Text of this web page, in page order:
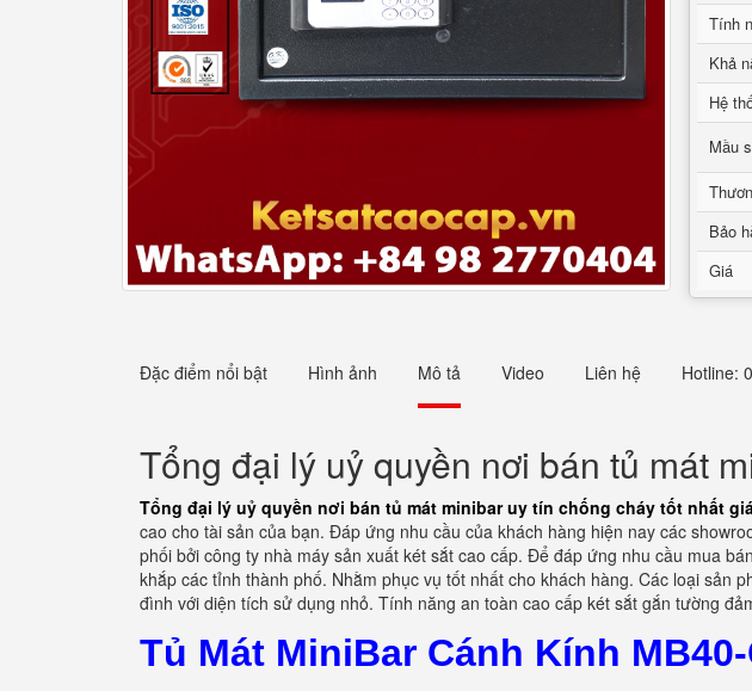
Tính
Khả
Hệ
Mầu
Bảo
Giá
Đặc điểm nổi bật Hình ảnh Mô tả Video Liên hệ Hotline:
Tổng đại lý uỷ quyền nơi bán tủ mát
Tổng đại lý uỷ quyền nơi bán tủ mát minibar uy tín chống cháy tốt nhất
cao cho tài sản của bạn. Đáp ứng nhu cầu của khách hàng hiện nay các
phối bởi công ty nhà máy sản xuất két sắt cao cấp. Để đáp ứng nhu cầu mua
khắp các tỉnh thành phố. Nhằm phục vụ tốt nhất cho khách hàng. Các loại sản
đình với diện tích sử dụng nhỏ. Tính năng an toàn cao cấp két sắt gắn tường
Tủ Mát MiniBar Cánh Kính